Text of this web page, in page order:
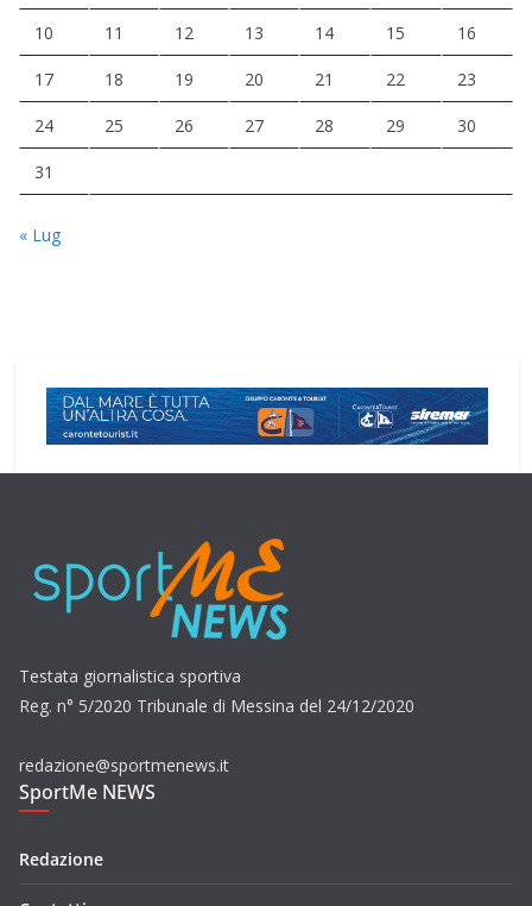
10 11 12 13 14 15 16
17 18 19 20 21 22 23
24 25 26 27 28 29 30
31
« Lug
Testata giornalistica sportiva
Reg. n° 5/2020 Tribunale di Messina del 24/12/2020
redazione@sportmenews.it
SportMe NEWS
Redazione